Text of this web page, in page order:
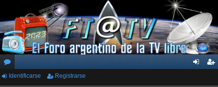
or Identificarse Registrarse